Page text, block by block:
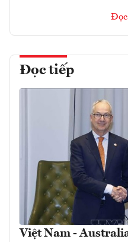
Đọc
Đọc tiếp
Việt Nam -